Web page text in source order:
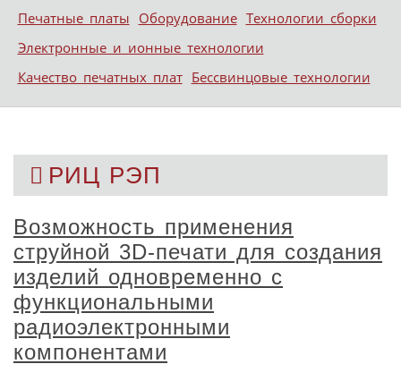
Печатные платы Оборудование Технологии сборки
Электронные и ионные технологии
Качество печатных плат Бессвинцовые технологии
РИЦ РЭП
Возможность применения
струйной 3D-печати для создания
изделий одновременно с
функциональными
радиоэлектронными
компонентами